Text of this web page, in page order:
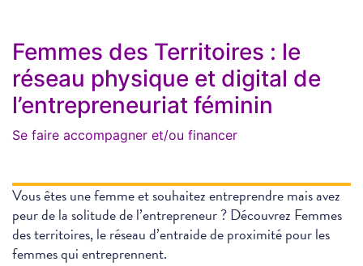
Femmes des Territoires : le
réseau physique et digital de
l’entrepreneuriat féminin
Se faire accompagner et/ou financer
Vous êtes une femme et souhaitez entreprendre mais avez
peur de la solitude de l’entrepreneur ? Découvrez Femmes
des territoires, le réseau d’entraide de proximité pour les
femmes qui entreprennent.